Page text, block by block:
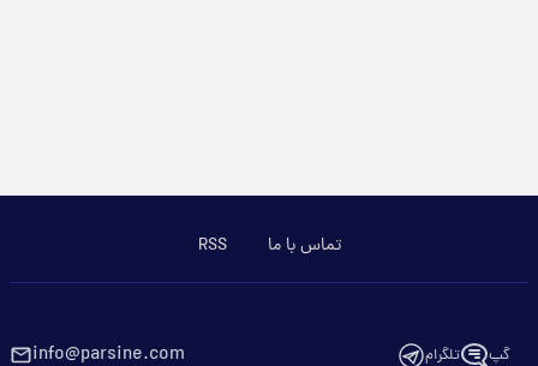
تماس با ما RSS
گپ تلگرام info@parsine.com